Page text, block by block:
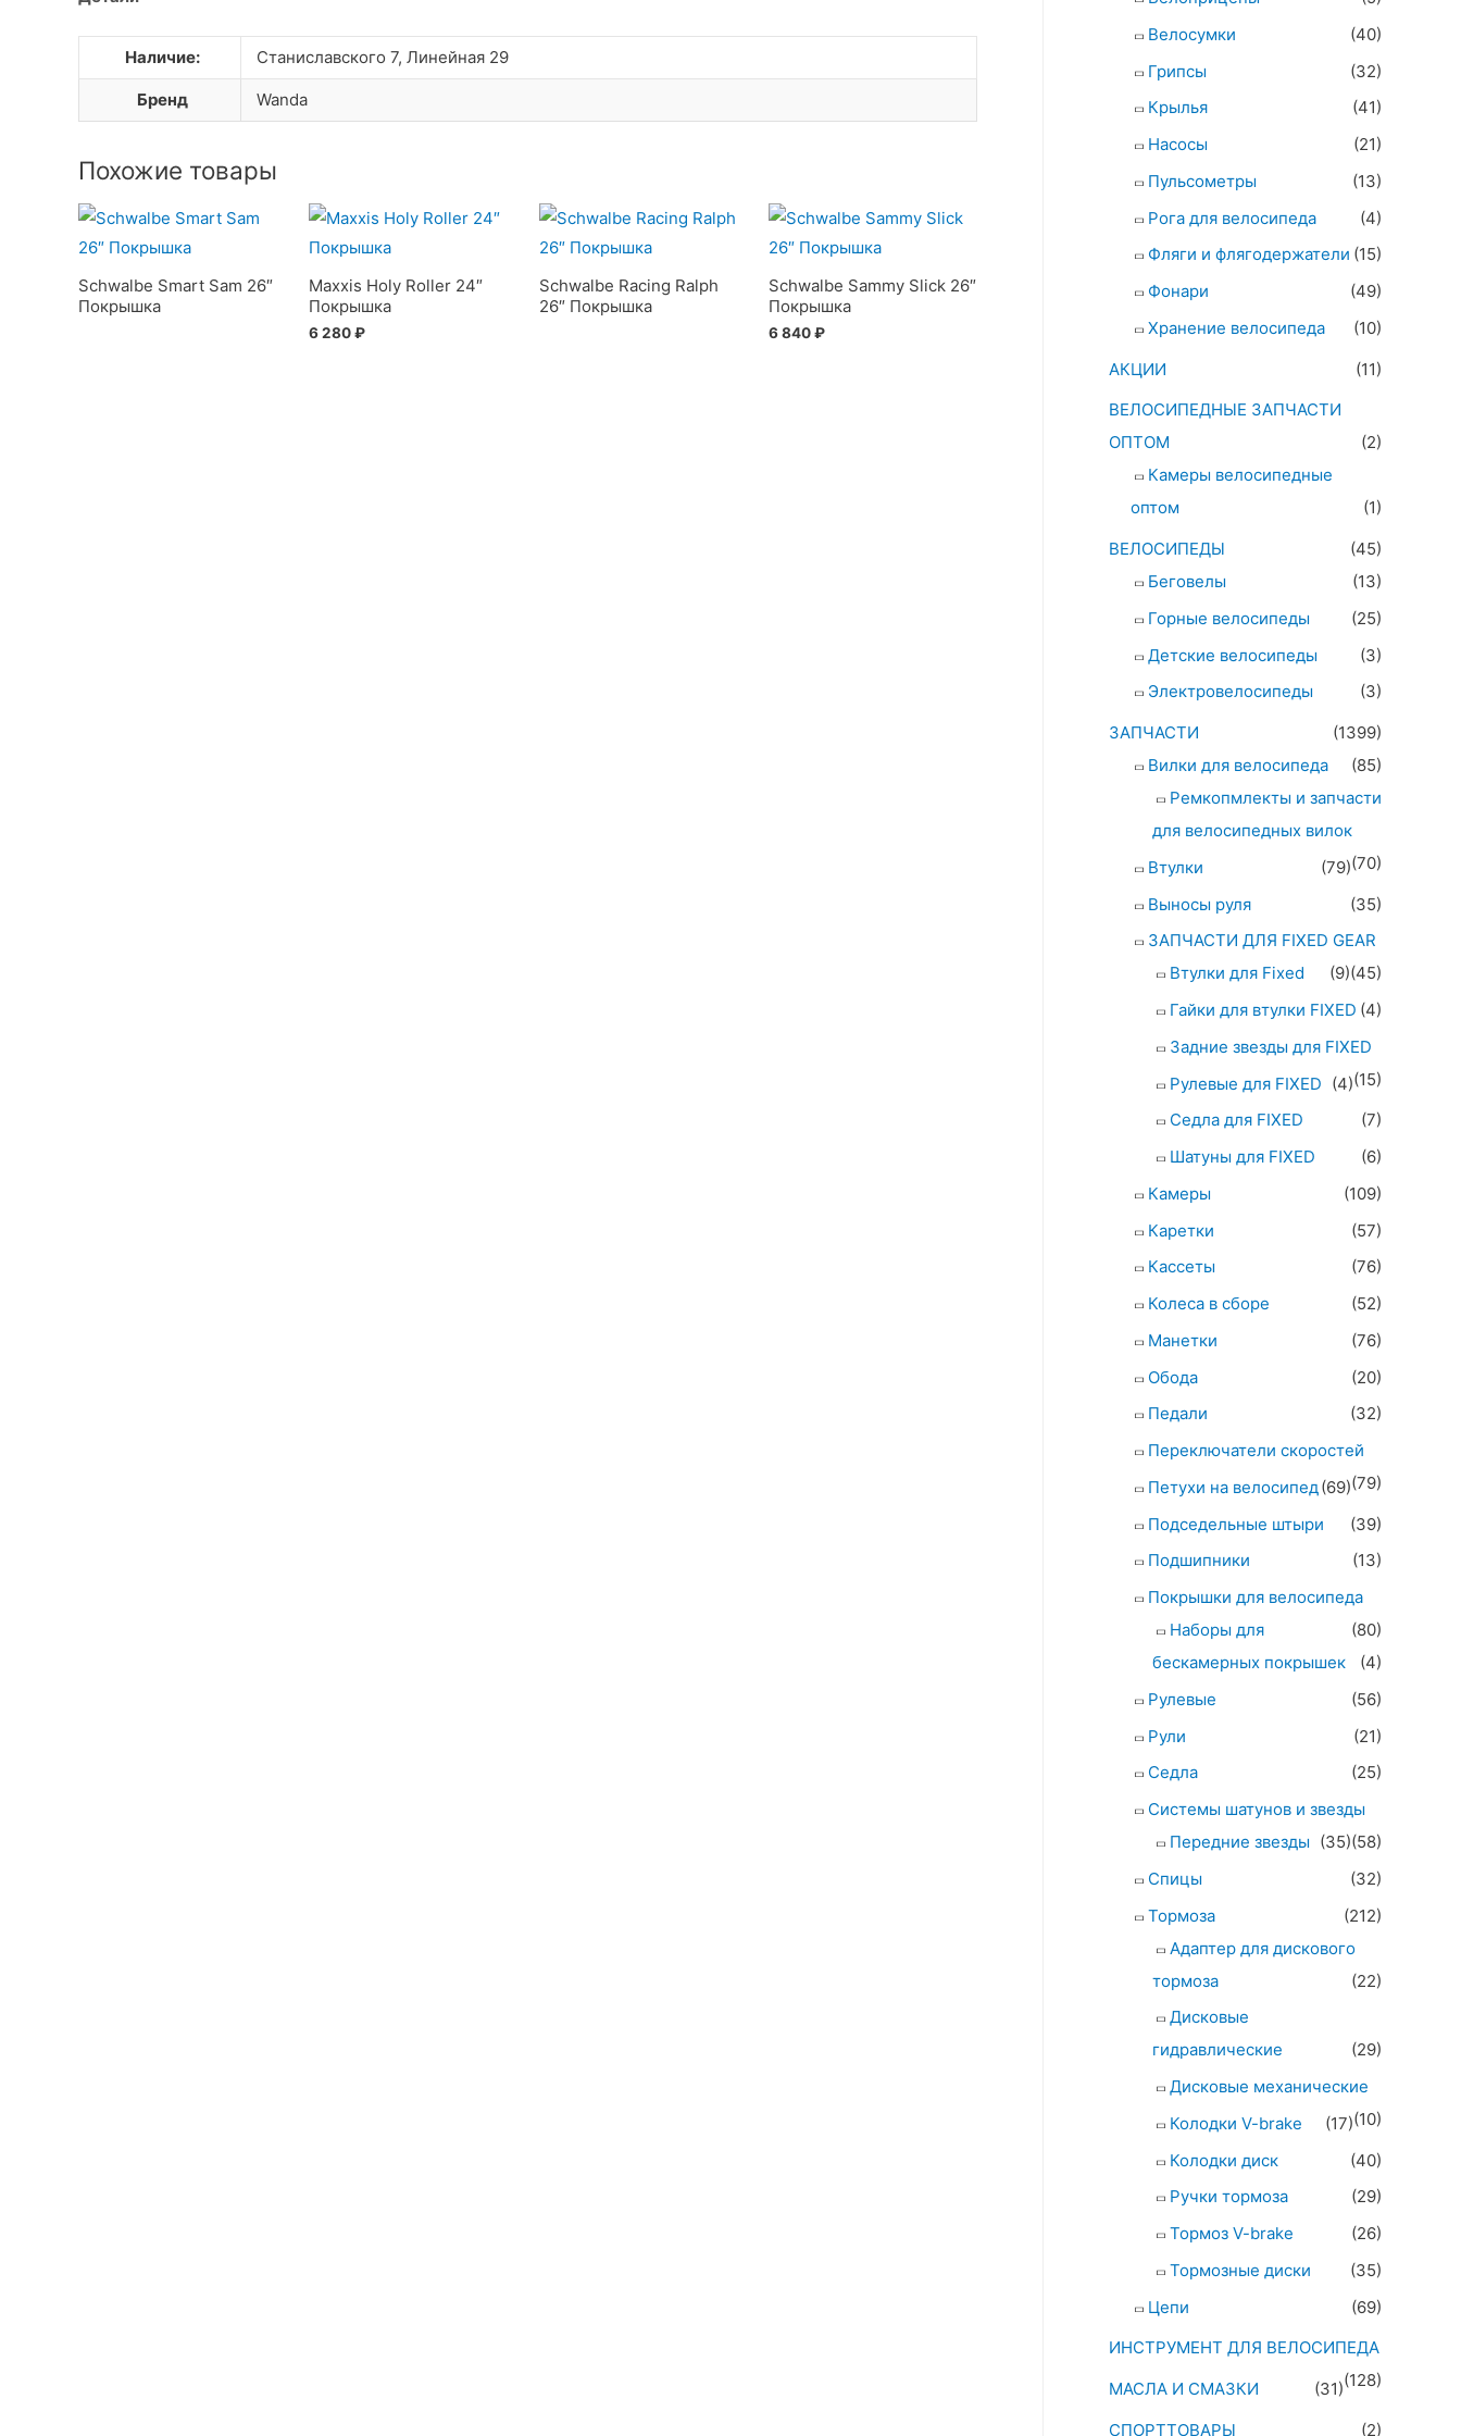
Наличие: Станиславского 7, Линейная 29
Бренд Wanda
Похожие товары
Schwalbe Smart Sam 26″
Покрышка
Maxxis Holy Roller 24″
Покрышка
6 280₽
Schwalbe Racing Ralph
26″ Покрышка
Schwalbe Sammy Slick 26″
Покрышка
6 840₽
Велосумки
(40)
Грипсы
(32)
Крылья
(41)
Насосы
(21)
Пульсометры
(13)
Рога для велосипеда
(4)
Фляги и флягодержатели (15)
Фонари
(49)
Хранение велосипеда
(10)
АКЦИИ
(11)
ВЕЛОСИПЕДНЫЕ ЗАПЧАСТИ
ОПТОМ
(2)
Камеры велосипедные
оптом
(1)
ВЕЛОСИПЕДЫ
(45)
Беговелы
(13)
Горные велосипеды
(25)
Детские велосипеды
(3)
Электровелосипеды
(3)
ЗАПЧАСТИ
(1399)
Вилки для велосипеда
(85)
Ремкопмлекты и запчасти
для велосипедных вилок
(70)
Втулки
(79)
Выносы руля
(35)
ЗАПЧАСТИ ДЛЯ FIXED GEAR
(45)
Втулки для Fixed
(9)
Гайки для втулки FIXED (4)
Задние звезды для FIXED
(15)
Рулевые для FIXED (4)
Седла для FIXED
(7)
Шатуны для FIXED
(6)
Камеры
(109)
Каретки
(57)
Кассеты
(76)
Колеса в сборе
(52)
Манетки
(76)
Обода
(20)
Педали
(32)
Переключатели скоростей
(79)
Петухи на велосипед(69)
Подседельные штыри
(39)
Подшипники
(13)
Покрышки для велосипеда
(80)
Наборы для
бескамерных покрышек
(4)
Рулевые
(56)
Рули
(21)
Седла
(25)
Системы шатунов и звезды
(58)
Передние звезды (35)
Спицы
(32)
Тормоза
(212)
Адаптер для дискового
тормоза
(22)
Дисковые
гидравлические
(29)
Дисковые механические
(10)
Колодки V-brake
(17)
Колодки диск
(40)
Ручки тормоза
(29)
Тормоз V-brake
(26)
Тормозные диски
(35)
Цепи
(69)
ИНСТРУМЕНТ ДЛЯ ВЕЛОСИПЕДА
(128)
МАСЛА И СМАЗКИ
(31)
СПОРТТОВАРЫ
(2)